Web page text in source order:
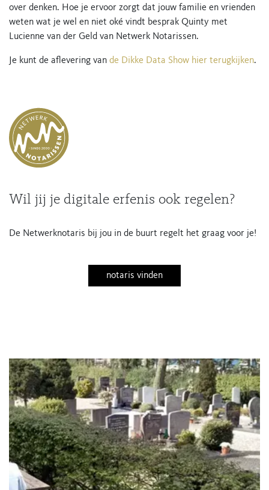
over denken. Hoe je ervoor zorgt dat jouw familie en vrienden
weten wat je wel en niet oké vindt besprak Quinty met
Lucienne van der Geld van Netwerk Notarissen.
Je kunt de aflevering van de Dikke Data Show hier terugkijken.
Wil jij je digitale erfenis ook regelen?
De Netwerknotaris bij jou in de buurt regelt het graag voor je!
notaris vinden